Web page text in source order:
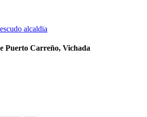
Puerto Carreño, Vichada